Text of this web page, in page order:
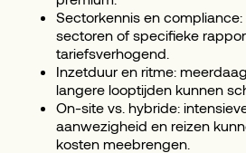
Sectorkennis en
sectoren of specifieke
tariefsverhogend.
Inzetduur en ritme:
langere looptijden kunnen
On-site vs. hybride:
aanwezigheid en reizen
kosten meebrengen.